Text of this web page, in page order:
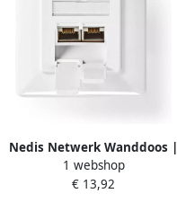
Nedis Netwerk Wanddoos |
Inbouw | 2 poort(en) | CAT7
| Recht | Female | Goud
1 webshop
€ 13,92